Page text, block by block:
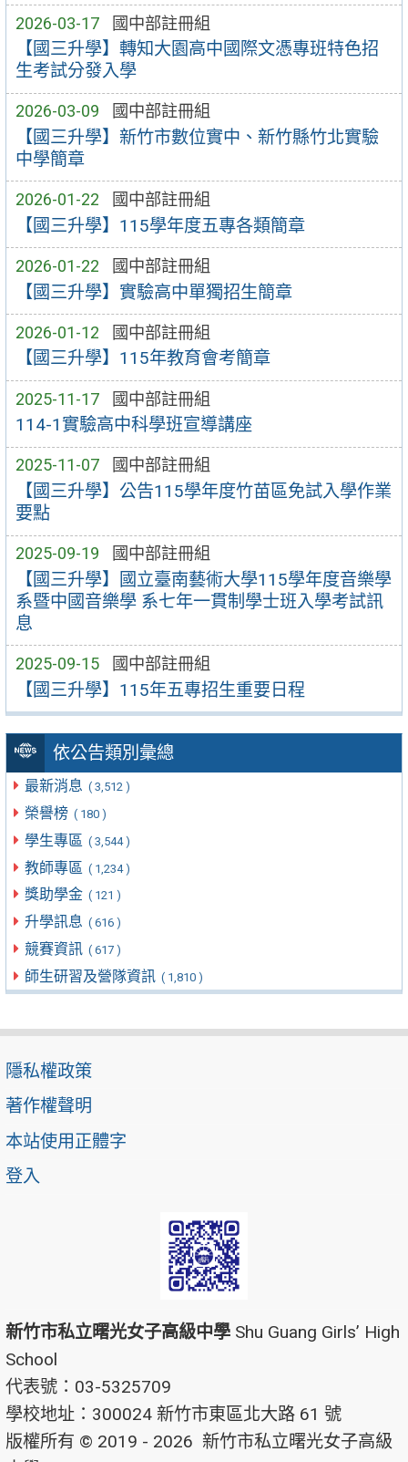
2026-03-17 國中部註冊組
【國三升學】轉知大園高中國際文憑專班特色招
生考試分發入學
2026-03-09 國中部註冊組
【國三升學】新竹市數位實中、新竹縣竹北實驗
中學簡章
2026-01-22 國中部註冊組
【國三升學】115學年度五專各類簡章
2026-01-22 國中部註冊組
【國三升學】實驗高中單獨招生簡章
2026-01-12 國中部註冊組
【國三升學】115年教育會考簡章
2025-11-17 國中部註冊組
114-1實驗高中科學班宣導講座
2025-11-07 國中部註冊組
【國三升學】公告115學年度竹苗區免試入學作業
要點
2025-09-19 國中部註冊組
【國三升學】國立臺南藝術大學115學年度音樂學
系暨中國音樂學 系七年一貫制學士班入學考試訊
息
2025-09-15 國中部註冊組
【國三升學】115年五專招生重要日程
依公告類別彙總
最新消息 ( 3,512 )
榮譽榜 ( 180 )
學生專區 ( 3,544 )
教師專區 ( 1,234 )
獎助學金 ( 121 )
升學訊息 ( 616 )
競賽資訊 ( 617 )
師生研習及營隊資訊 ( 1,810 )
隱私權政策
著作權聲明
本站使用正體字
登入
新竹市私立曙光女子高級中學 Shu Guang Girls’ High
School
代表號：03-5325709
學校地址：300024 新竹市東區北大路 61 號
版權所有 © 2019 - 2026 新竹市私立曙光女子高級